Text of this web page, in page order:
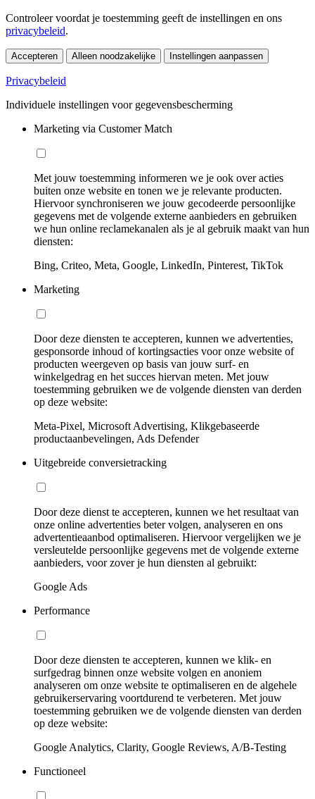
Controleer voordat je toestemming geeft de instellingen en ons
privacybeleid.
Accepteren Alleen noodzakelijke Instellingen aanpassen
Privacybeleid
Individuele instellingen voor gegevensbescherming
Marketing via Customer Match
Met jouw toestemming informeren we je ook over acties
buiten onze website en tonen we je relevante producten.
Hiervoor synchroniseren we jouw gecodeerde persoonlijke
gegevens met de volgende externe aanbieders en gebruiken
we hun online reclamekanalen als je al gebruik maakt van hun
diensten:
Bing, Criteo, Meta, Google, LinkedIn, Pinterest, TikTok
Marketing
Door deze diensten te accepteren, kunnen we advertenties,
gesponsorde inhoud of kortingsacties voor onze website of
producten weergeven op basis van jouw surf- en
winkelgedrag en het succes hiervan meten. Met jouw
toestemming gebruiken we de volgende diensten van derden
op deze website:
Meta-Pixel, Microsoft Advertising, Klikgebaseerde
productaanbevelingen, Ads Defender
Uitgebreide conversietracking
Door deze dienst te accepteren, kunnen we het resultaat van
onze online advertenties beter volgen, analyseren en ons
advertentieaanbod optimaliseren. Hiervoor vergelijken we je
versleutelde persoonlijke gegevens met de volgende externe
aanbieders, voor zover je hun diensten al gebruikt:
Google Ads
Performance
Door deze diensten te accepteren, kunnen we klik- en
surfgedrag binnen onze website volgen en anoniem
analyseren om onze website te optimaliseren en de algehele
gebruikerservaring voortdurend te verbeteren. Met jouw
toestemming gebruiken we de volgende diensten van derden
op deze website:
Google Analytics, Clarity, Google Reviews, A/B-Testing
Functioneel